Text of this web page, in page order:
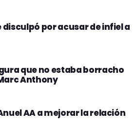
disculpó por acusar de infiel a
que no estaba borracho
Anthony
AA a mejorar la relación